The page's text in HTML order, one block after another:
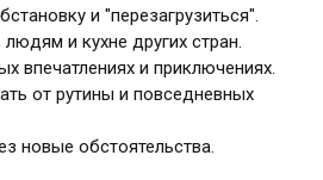
и "перезагрузиться".
людям и кухне других стран.
впечатлениях и приключениях.
от рутины и повседневных
новые обстоятельства.